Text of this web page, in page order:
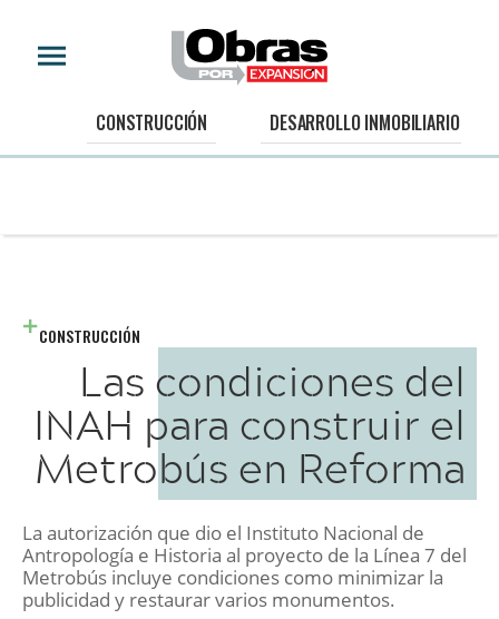
CONSTRUCCIÓN DESARROLLO INMOBILIARIO
CONSTRUCCIÓN
Las condiciones del
INAH para construir el
Metrobús en Reforma
La autorización que dio el Instituto Nacional de
Antropología e Historia al proyecto de la Línea 7 del
Metrobús incluye condiciones como minimizar la
publicidad y restaurar varios monumentos.